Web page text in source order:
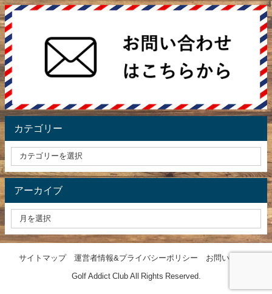
カテゴリー
アーカイブ
サイトマップ 運営者情報&プライバシーポリシー お問い合わせ
Golf Addict Club All Rights Reserved.